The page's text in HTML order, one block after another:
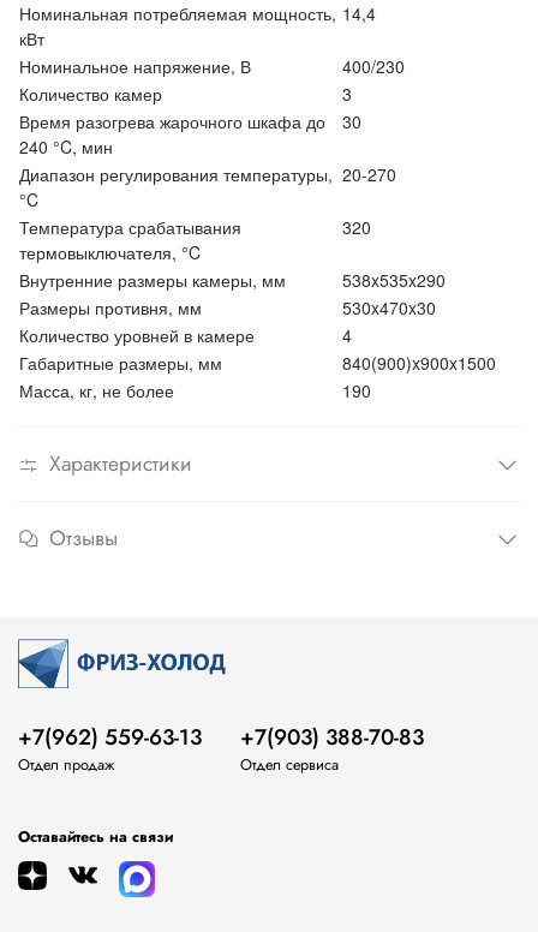
Номинальная потребляемая мощность,
кВт
14,4
Номинальное напряжение, В
400/230
Количество камер
3
Время разогрева жарочного шкафа до
240 °C, мин
30
Диапазон регулирования температуры,
°C
20-270
Температура срабатывания
термовыключателя, °C
320
Внутренние размеры камеры, мм
538x535x290
Размеры противня, мм
530x470x30
Количество уровней в камере
4
Габаритные размеры, мм
840(900)x900x1500
Масса, кг, не более
190
Характеристики
Отзывы
+7(962) 559-63-13
Отдел продаж
+7(903) 388-70-83
Отдел сервиса
Оставайтесь на связи